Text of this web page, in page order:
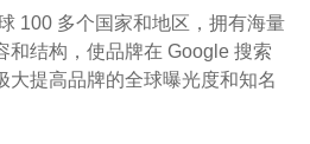
100 多个国家和地区，拥有海量
和结构，使品牌在 Google 搜索
大提高品牌的全球曝光度和知名